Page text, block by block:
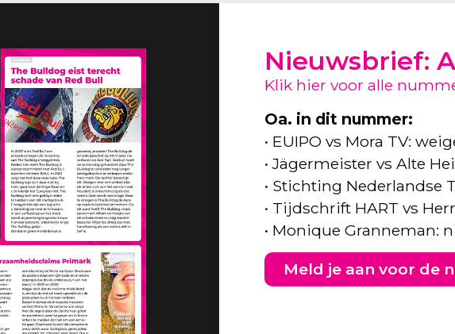
Nieuwsbrief:
Klik hier voor alle
Oa. in dit nummer:
• EUIPO vs Mora TV:
• Jägermeister vs Alte
• Stichting Nederlandse
• Tijdschrift HART vs
• Monique Granneman:
Meld je aan voor de